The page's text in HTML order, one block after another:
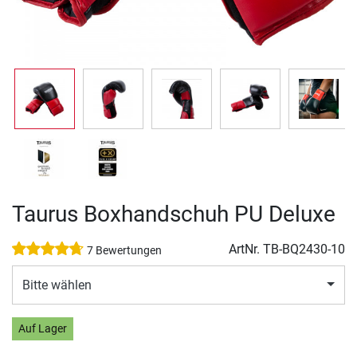
Taurus Boxhandschuh PU Deluxe
7 Bewertungen ArtNr. TB-BQ2430-10
Bitte wählen
Auf Lager